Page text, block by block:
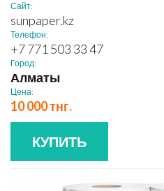
Сайт:
sunpaper.kz
Телефон:
+7 771 503 33 47
Город:
Алматы
Цена:
10 000 тнг.
КУПИТЬ